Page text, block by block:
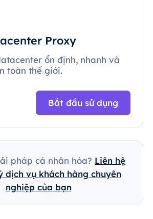
Proxy
ổn định, nhanh và
toàn thế giới.
Bắt đầu sử dụng
pháp cá nhân hóa? Liên hệ
dịch vụ khách hàng chuyên
nghiệp của bạn